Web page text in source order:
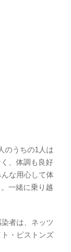
のうちの1人は
、体調も良好
な用心して体
一緒に乗り越
者は、ネッツ
・ピストンズ